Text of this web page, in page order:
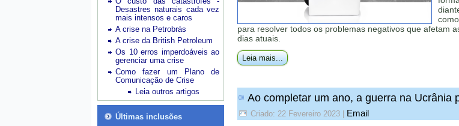
Desastres naturais cada vez
mais intensos e caros
A crise na Petrobrás
A crise da British Petroleum
Os 10 erros imperdoáveis ao
gerenciar uma crise
Como fazer um Plano de
Comunicação de Crise
Leia outros artigos
Últimas inclusões
para resolver todos os problemas negativos que afetam
dias atuais.
Leia mais...
Ao completar um ano, a guerra na Ucrânia
Criado: 22 Fevereiro 2023 Email